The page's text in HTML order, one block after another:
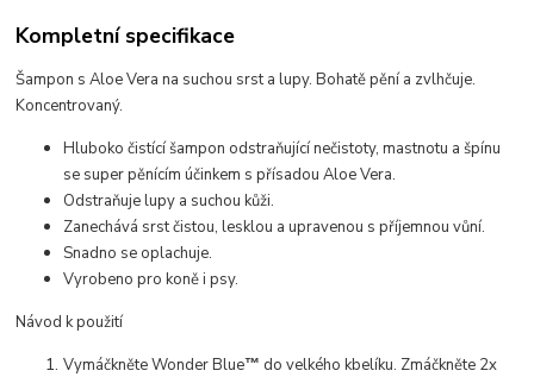
Kompletní specifikace
Šampon s Aloe Vera na suchou srst a lupy. Bohatě pění a zvlhčuje.
Koncentrovaný.
Hluboko čistící šampon odstraňující nečistoty, mastnotu a špínu
se super pěnícím účinkem s přísadou Aloe Vera.
Odstraňuje lupy a suchou kůži.
Zanechává srst čistou, lesklou a upravenou s příjemnou vůní.
Snadno se oplachuje.
Vyrobeno pro koně i psy.
Návod k použití
Vymáčkněte Wonder Blue™ do velkého kbelíku. Zmáčkněte 2x